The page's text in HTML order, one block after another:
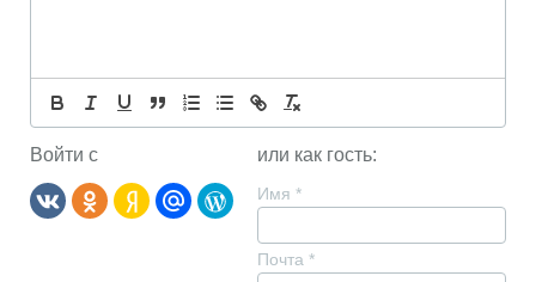
Войти с или как гость:
Имя *
Почта *